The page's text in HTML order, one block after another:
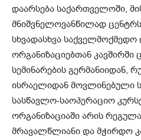
დაარსება საქართველოში,
მნიშვნელოვანწილად
სხვადასხვა
ორგანიზაციებთან კავშირში
სემინარების გერმანიიდან,
ისრაელიდან მოვლინებული
სასწავლო-საოპერაციო
ორგანიზაციაში არის
მრავალწლიანი და მჭირდო